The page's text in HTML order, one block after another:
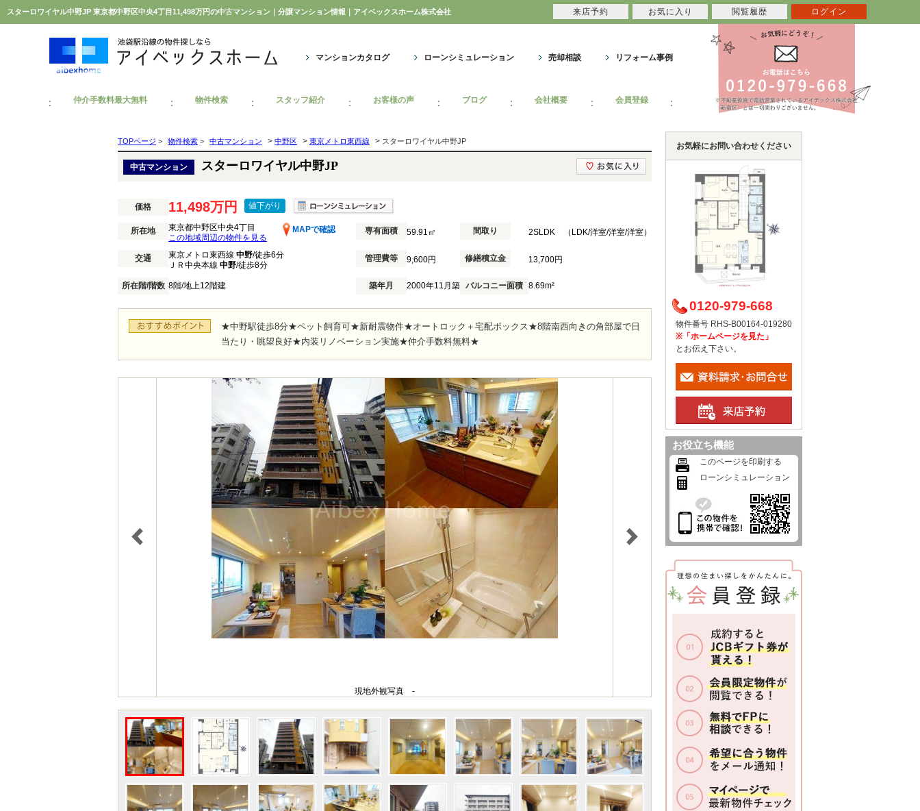
スターロワイヤル中野JP 東京都中野区中央4丁目11,498万円の中古マンション｜分譲マンション情報｜アイベックスホーム株式会社
マンションカタログ ローンシミュレーション 売却相談 リフォーム事例
仲介手数料最大無料 物件検索 スタッフ紹介 お客様の声 ブログ 会社概要 会員登録
TOPページ > 物件検索 > 中古マンション > 中野区 > 東京メトロ東西線 > スターロワイヤル中野JP
中古マンション スターロワイヤル中野JP
価格 11,498万円 値下がり
所在地 東京都中野区中央4丁目
MAPで確認
この地域周辺の物件を見る
専有面積 59.91㎡ 間取り 2SLDK （LDK/洋室/洋室/洋室）
交通 東京メトロ東西線 中野/徒歩6分
ＪＲ中央本線 中野/徒歩8分
管理費等 9,600円 修繕積立金 13,700円
所在階/階数 8階/地上12階建 築年月 2000年11月築 バルコニー面積 8.69m²
★中野駅徒歩8分★ペット飼育可★新耐震物件★オートロック＋宅配ボックス★8階南西向きの角部屋で日
当たり・眺望良好★内装リノベーション実施★仲介手数料無料★
現地外観写真 -
お気軽にお問い合わせください
0120-979-668
物件番号 RHS-B00164-019280
※「ホームページを見た」
とお伝え下さい。
お役立ち機能
このページを印刷する
ローンシミュレーション
来店予約 お気に入り 閲覧履歴 ログイン